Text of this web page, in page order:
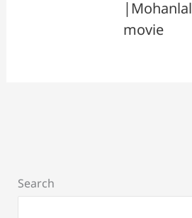
|Mohanlal
movie
Search